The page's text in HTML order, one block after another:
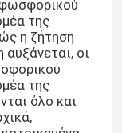
της
η ζήτηση
αυξάνεται, οι
της
όλο και